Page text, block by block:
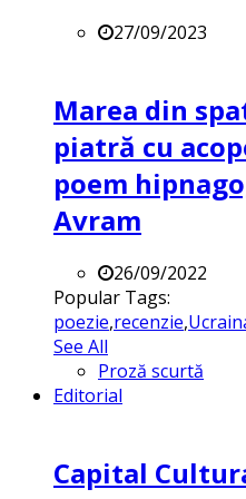
27/09/2023
Marea din
piatră cu
poem
Avram
26/09/2022
Popular Tags:
poezie,recenzie,
See All
Proză scurtă
Editorial
Capital